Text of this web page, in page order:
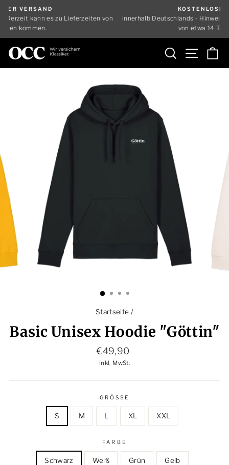
Direkt
zum
Inhalt
Pause
von
KOSTENLOSER VERSAND
innerhalb Deutschlands - Hinweis: Derzeit kann es zu
von etwa 14 Tagen kommen.
Suche
Startseite /
Basic Unisex Hoodie "Göttin"
Normaler
Preis
€49,90
inkl. MwSt.
GRÖSSE
S M L XL XXL
FARBE
Schwarz Weiß Grün Gelb